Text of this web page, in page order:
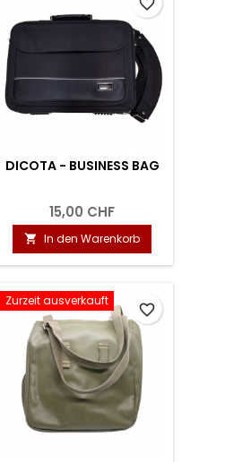
DICOTA - BUSINESS BAG
15,00 CHF
 In den Warenkorb
Zurzeit ausverkauft
favorite_border